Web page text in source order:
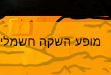
מופע השקה חשמלי